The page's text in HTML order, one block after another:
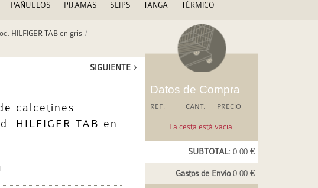
PAÑUELOS PIJAMAS SLIPS TANGA TÉRMICO
HILFIGER TAB en gris
SIGUIENTE
calcetines
HILFIGER TAB en
Datos de Compra
REF. CANT. PRECIO
La cesta está vacia.
SUBTOTAL: 0.00 €
Gastos de Envío0.00 €